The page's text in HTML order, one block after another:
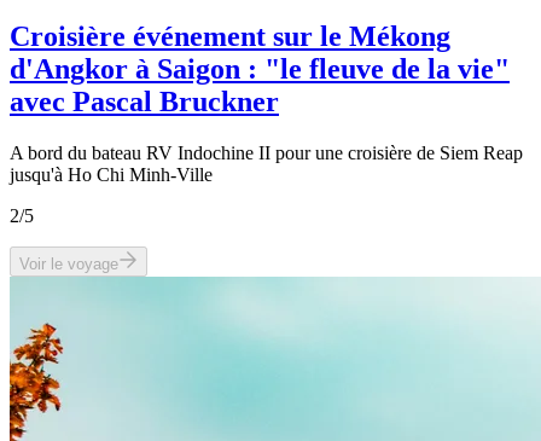
Croisière événement sur le Mékong
d'Angkor à Saigon : "le fleuve de la vie"
avec Pascal Bruckner
A bord du bateau RV Indochine II pour une croisière de Siem Reap
jusqu'à Ho Chi Minh-Ville
2/5
Voir le voyage